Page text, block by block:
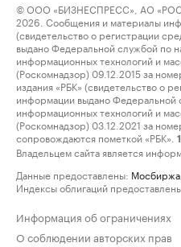
© ООО «БИЗНЕСПРЕСС», АО
2026. Сообщения и материалы
(свидетельство о регистрации
выдано Федеральной службой по
информационных технологий и
(Роскомнадзор) 09.12.2015 за
издания «РБК» (свидетельство о
информации выдано Федеральной
информационных технологий и
(Роскомнадзор) 03.12.2021 за
сопровождаются пометкой «РБК».
Владельцем сайта является
Данные предоставлены: Мосбиржа
Индексы облигаций
Информация об ограничениях
О соблюдении авторских прав